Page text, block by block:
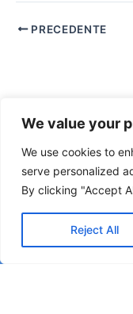
We value your
We use cookies to
serve personalized
By clicking "Accept
Reject All
PRECEDENTE
Copyright © 2026 ©
Napoli Federico II è
Napoli. Aut. n.58 30-